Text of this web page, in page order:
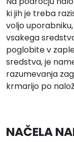
ki jih je treba
voljo
vsakega
poglobite v
sredstva, je
razumevanja
krmarijo po
NAČELA